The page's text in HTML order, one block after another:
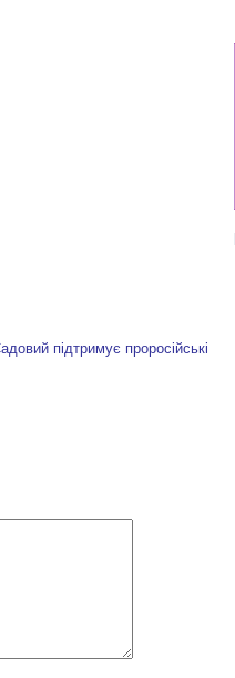
підтримує проросійські